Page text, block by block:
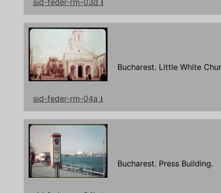
sid-feder-rm-04a ⭳
Bucharest. Little White
Bucharest. Press Building.